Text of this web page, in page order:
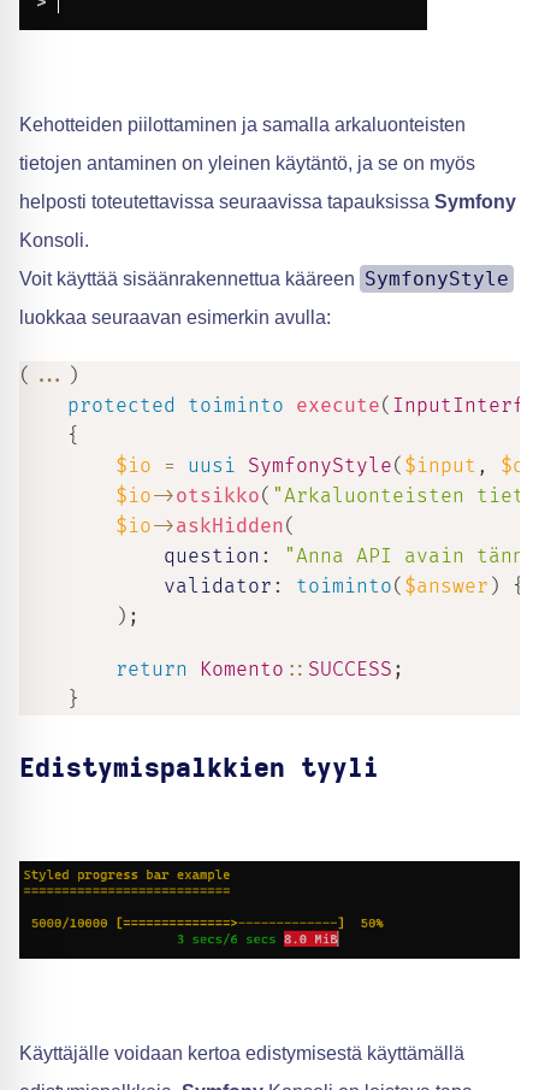
Kehotteiden piilottaminen ja samalla arkaluonteisten
tietojen antaminen on yleinen käytäntö, ja se on myös
helposti toteutettavissa seuraavissa tapauksissa Symfony
Konsoli.
Voit käyttää sisäänrakennettua kääreen SymfonyStyle
luokkaa seuraavan esimerkin avulla:
( ... )
protected
toiminto execute(
{
$io
= uusi SymfonyStyle( $input ,
$io->otsikko( "Arkaluonteisten
$io->askHidden(
question :
"Anna API avain
validator : toiminto( $answer ) {
) ;
return Komento :: SUCCESS ;
}
Edistymispalkkien tyyli
Käyttäjälle voidaan kertoa edistymisestä käyttämällä